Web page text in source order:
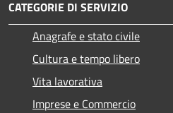
CATEGORIE DI SERVIZIO
Anagrafe e stato civile
Cultura e tempo libero
Vita lavorativa
Imprese e Commercio